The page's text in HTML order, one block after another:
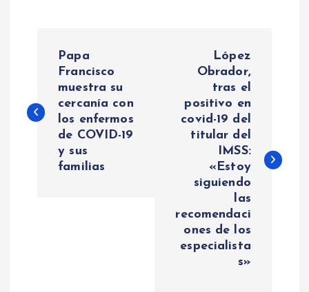
v
Papa
Francisco
muestra su
cercanía con
los enfermos
de COVID-19
y sus
familias
López
Obrador,
tras el
positivo en
covid-19 del
titular del
IMSS:
«Estoy
siguiendo
las
recomendaci
ones de los
especialista
s»